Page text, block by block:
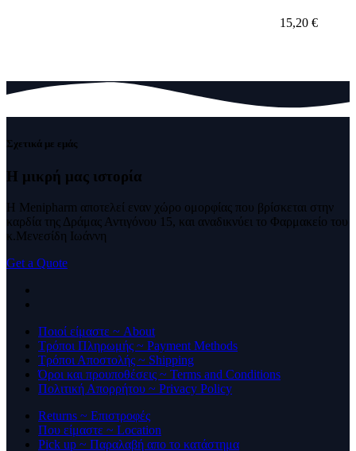
15,20 €
Σχετικά με εμάς
Η μικρή μας ιστορία
Η Menipharm αποτελεί εναν χώρο ομορφίας που βρίσκεται στην
καρδία της Δράμας Αντιγόνου 15, και αναδικνύει το Φαρμακείο του
κ.Μενεσίδη Ιωάννη
Get a Quote
Ποιοί είμαστε ~ About
Τρόποι Πληρωμής ~ Payment Methods
Τρόποι Αποστολής ~ Shipping
Όροι και προυποθέσεις ~ Terms and Conditions
Πολιτική Απορρήτου ~ Privacy Policy
Returns ~ Επιστροφές
Που είμαστε ~ Location
Pick up ~ Παραλαβή απο το κατάστημα